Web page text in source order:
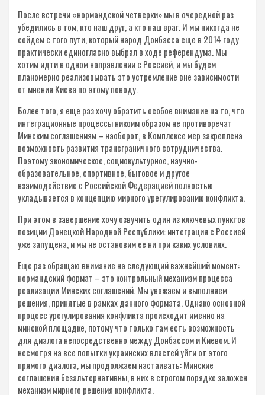
После встречи «нормандской четверки» мы в очередной раз
убедились в том, кто наш друг, а кто наш враг. И мы никогда не
сойдем с того пути, который народ Донбасса еще в 2014 году
практически единогласно выбрал в ходе референдума. Мы
хотим идти в одном направлении с Россией, и мы будем
планомерно реализовывать это устремление вне зависимости
от мнения Киева по этому поводу.
Более того, я еще раз хочу обратить особое внимание на то, что
интеграционные процессы никоим образом не противоречат
Минским соглашениям – наоборот, в Комплексе мер закреплена
возможность развития трансграничного сотрудничества.
Поэтому экономическое, социокультурное, научно-
образовательное, спортивное, бытовое и другое
взаимодействие с Российской Федерацией полностью
укладывается в концепцию мирного урегулированию конфликта.
При этом в завершение хочу озвучить один из ключевых пунктов
позиции Донецкой Народной Республики: интеграция с Россией
уже запущена, и мы не остановим ее ни при каких условиях.
Еще раз обращаю внимание на следующий важнейший момент:
нормандский формат – это контрольный механизм процесса
реализации Минских соглашений. Мы уважаем и выполняем
решения, принятые в рамках данного формата. Однако основной
процесс урегулирования конфликта происходит именно на
минской площадке, потому что только там есть возможность
для диалога непосредственно между Донбассом и Киевом. И
несмотря на все попытки украинских властей уйти от этого
прямого диалога, мы продолжаем настаивать: Минские
соглашения безальтернативны, в них в строгом порядке заложен
механизм мирного решения конфликта.